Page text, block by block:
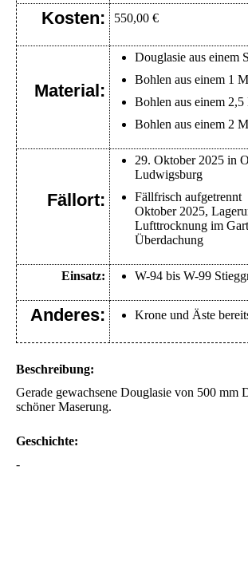
Kosten: 550,00 €
Material:
Douglasie aus einem
Bohlen aus einem 1
Bohlen aus einem
Bohlen aus einem 2
Fällort:
29. Oktober 2025 in
Ludwigsburg
Fällfrisch aufgetrennt
Oktober 2025,
Lufttrocknung im
Überdachung
Einsatz: W-94 bis W-99
Anderes: Krone und Äste
Beschreibung:
Gerade gewachsene Douglasie von 500 mm
schöner Maserung.
Geschichte:
-